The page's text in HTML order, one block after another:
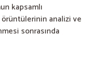
kapsamlı
örüntülerinin analizi ve
sonrasında